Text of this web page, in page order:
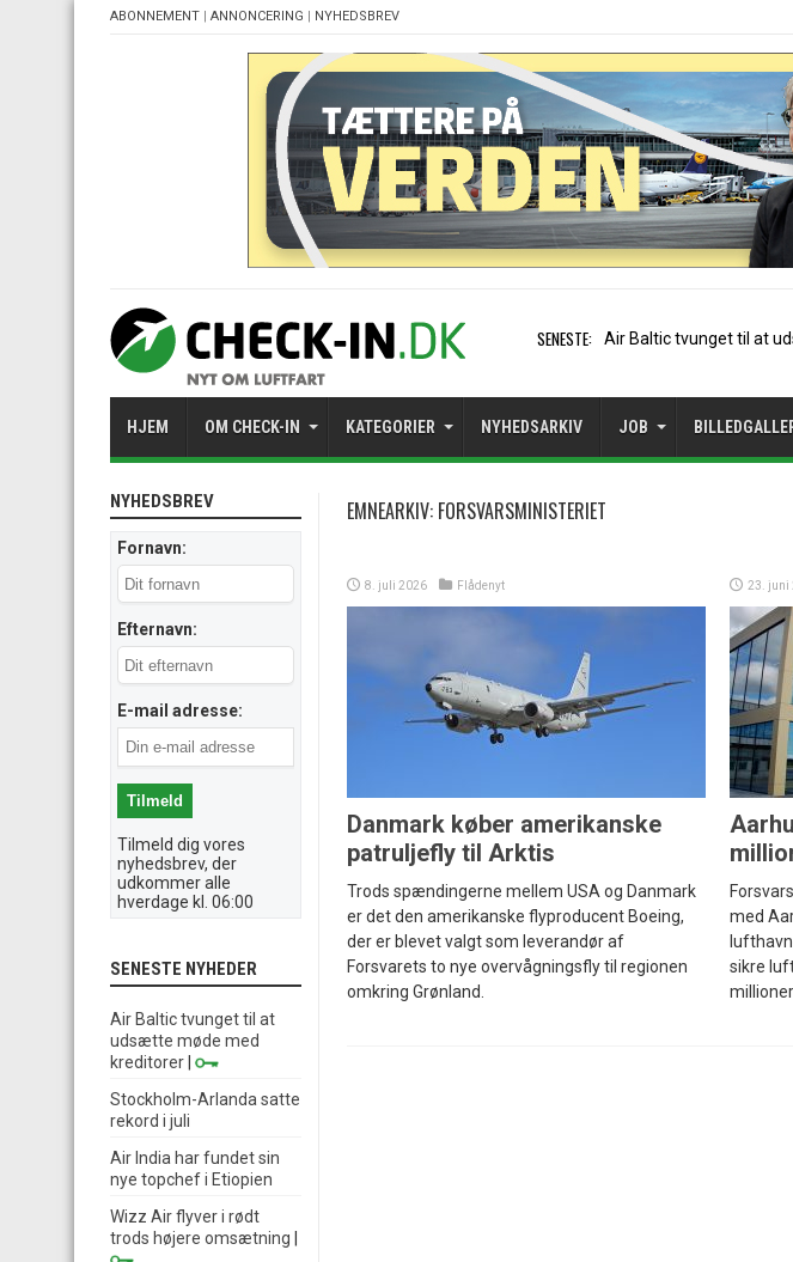
ABONNEMENT | ANNONCERING | NYHEDSBREV
SENESTE: Stockholm-Arlanda satte
HJEM OM CHECK-IN KATEGORIER NYHEDSARKIV JOB
EMNEARKIV: FORSVARSMINISTERIET
8. juli 2026 Flådenyt
Danmark køber amerikanske
patruljefly til Arktis
Trods spændingerne mellem USA og Danmark
er det den amerikanske flyproducent Boeing,
der er blevet valgt som leverandør af
Forsvarets to nye overvågningsfly til regionen
omkring Grønland.
23. juni
med
sikre
NYHEDSBREV
Fornavn:
Efternavn:
E-mail adresse:
Tilmeld dig vores
nyhedsbrev, der
udkommer alle
hverdage kl. 06:00
SENESTE NYHEDER
Air Baltic tvunget til at
udsætte møde med
kreditorer
Stockholm-Arlanda satte
rekord i juli
Air India har fundet sin
nye topchef i Etiopien
Wizz Air flyver i rødt
trods højere omsætning